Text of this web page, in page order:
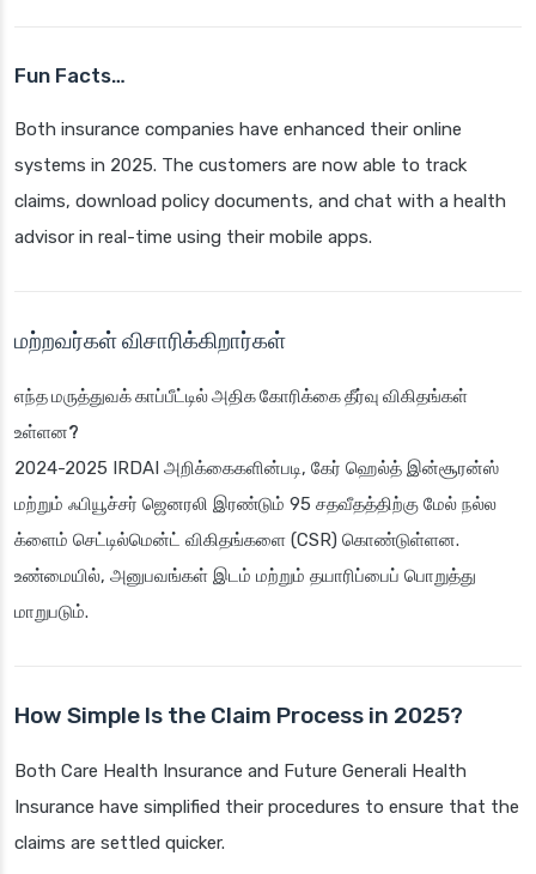
Fun Facts…
Both insurance companies have enhanced their online
systems in 2025. The customers are now able to track
claims, download policy documents, and chat with a health
advisor in real-time using their mobile apps.
மற்றவர்கள் விசாரிக்கிறார்கள்
எந்த மருத்துவக் காப்பீட்டில் அதிக கோரிக்கை தீர்வு விகிதங்கள்
உள்ளன?
2024-2025 IRDAI அறிக்கைகளின்படி, கேர் ஹெல்த் இன்சூரன்ஸ்
மற்றும் ஃபியூச்சர் ஜெனரலி இரண்டும் 95 சதவீதத்திற்கு மேல் நல்ல
க்ளைம் செட்டில்மென்ட் விகிதங்களை (CSR) கொண்டுள்ளன.
உண்மையில், அனுபவங்கள் இடம் மற்றும் தயாரிப்பைப் பொறுத்து
மாறுபடும்.
How Simple Is the Claim Process in 2025?
Both Care Health Insurance and Future Generali Health
Insurance have simplified their procedures to ensure that the
claims are settled quicker.